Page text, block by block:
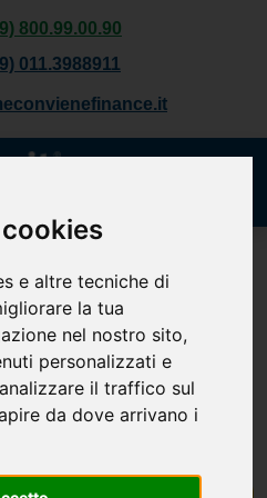
e altre tecniche di
la tua
nel nostro sito,
personalizzati e
il traffico sul
da dove arrivano i
800.99.00.90
011.3988911
Delega, Prestito
Verifica la